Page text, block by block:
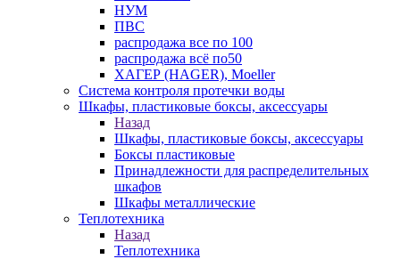
НУМ
ПВС
распродажа все по 100
распродажа всё по50
ХАГЕР (HAGER), Moeller
Система контроля протечки воды
Шкафы, пластиковые боксы, аксессуары
Назад
Шкафы, пластиковые боксы, аксессуары
Боксы пластиковые
Принадлежности для распределительных
шкафов
Шкафы металлические
Теплотехника
Назад
Теплотехника